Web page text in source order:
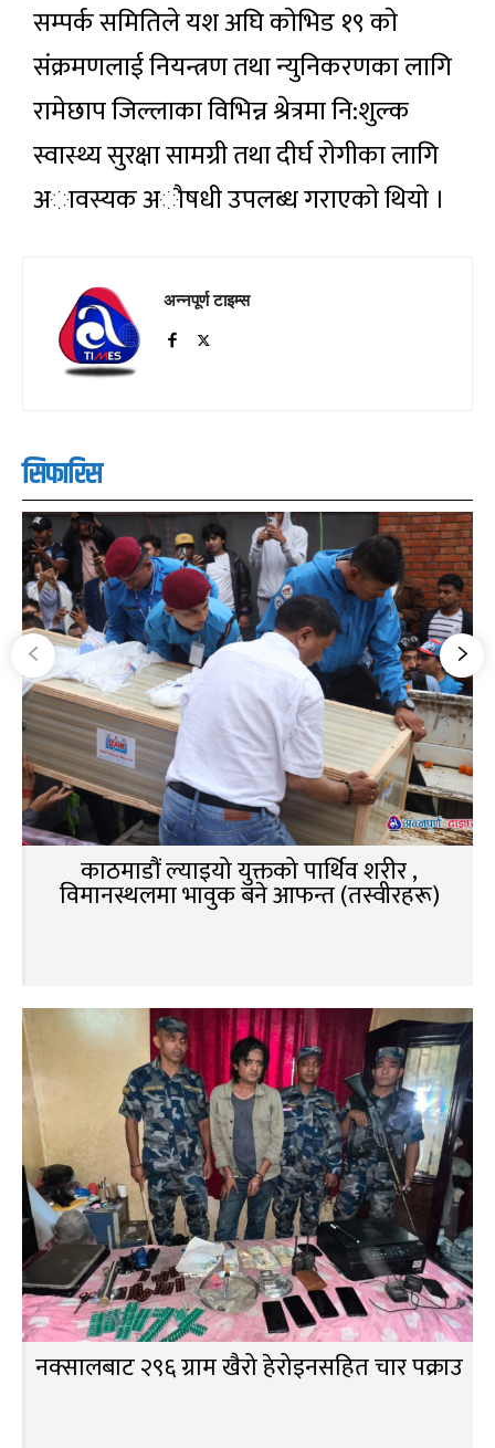
सम्पर्क समितिले यश अघि काेभिड १९ काे
संक्रमणलाई नियन्त्रण तथा न्युनिकरणका लागि
रामेछाप जिल्लाका विभिन्न श्रेत्रमा नि:शुल्क
स्वास्थ्य सुरक्षा सामग्री तथा दीर्घ राेगीका लागि
अावस्यक अाैषधी उपलब्ध गराएकाे थियाे ।
अन्नपूर्ण टाइम्स
सिफारिस
काठमाडौं ल्याइयो युक्तको पार्थिव शरीर ,
विमानस्थलमा भावुक बने आफन्त (तस्वीरहरू)
नक्सालबाट २९६ ग्राम खैरो हेरोइनसहित चार पक्राउ